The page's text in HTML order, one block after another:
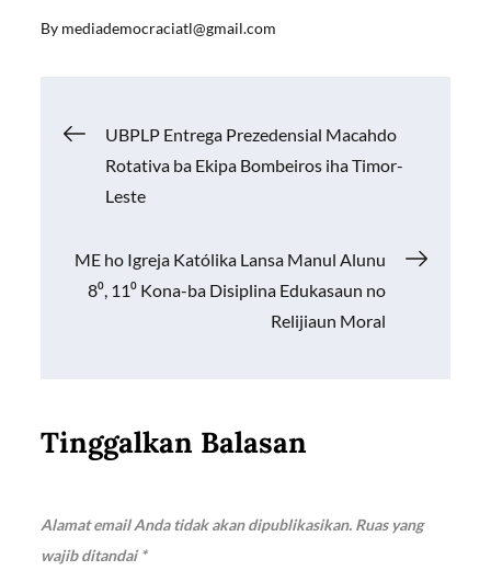
e
o
ail at
p
p
p
n
k
ar
By mediademocraciatl@gmail.com
Navigasi
pos
UBPLP Entrega Prezedensial Macahdo
Rotativa ba Ekipa Bombeiros iha Timor-
Leste
ME ho Igreja Katólika Lansa Manul Alunu
8⁰, 11⁰ Kona-ba Disiplina Edukasaun no
Relijiaun Moral
Tinggalkan Balasan
Alamat email Anda tidak akan dipublikasikan. Ruas yang
wajib ditandai*